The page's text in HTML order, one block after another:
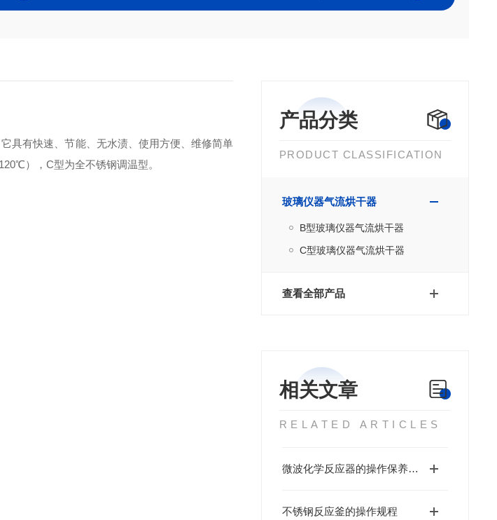
产品分类
PRODUCT CLASSIFICATION
玻璃仪器气流烘干器
B型玻璃仪器气流烘干器
C型玻璃仪器气流烘干器
查看全部产品
相关文章
RELATED ARTICLES
微波化学反应器的操作保养规程
不锈钢反应釜的操作规程
具有快速、节能、无水渍、使用方便、维修简单
），C型为全不锈钢调温型。